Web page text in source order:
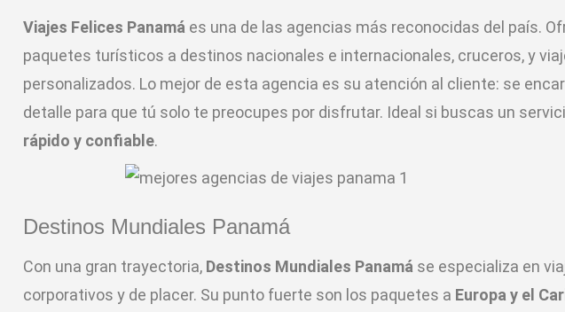
Viajes Felices Panamá es una de las agencias más reconocidas del país.
paquetes turísticos a destinos nacionales e internacionales, cruceros, y
personalizados. Lo mejor de esta agencia es su atención al cliente: se
detalle para que tú solo te preocupes por disfrutar. Ideal si buscas un
rápido y confiable.
Destinos Mundiales Panamá
Con una gran trayectoria, Destinos Mundiales Panamá se especializa en
corporativos y de placer. Su punto fuerte son los paquetes a Europa y el